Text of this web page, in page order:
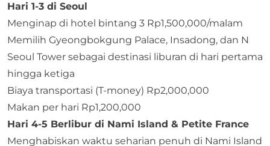
Hari 1-3 di Seoul
Menginap di hotel bintang 3 Rp1,500,000/malam
Memilih Gyeongbokgung Palace, Insadong, dan N
Seoul Tower sebagai destinasi liburan di hari pertama
hingga ketiga
Biaya transportasi (T-money) Rp2,000,000
Makan per hari Rp1,200,000
Hari 4-5 Berlibur di Nami Island & Petite France
Menghabiskan waktu seharian penuh di Nami Island